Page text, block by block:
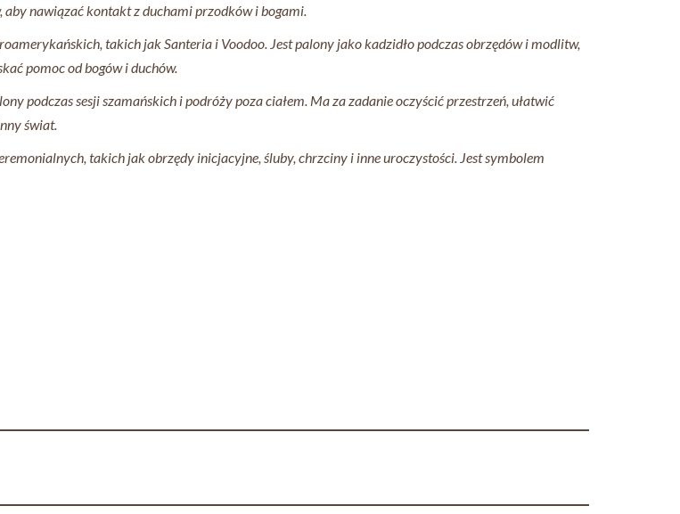
nawiązać kontakt z duchami przodków i bogami.
takich jak Santeria i Voodoo. Jest palony jako kadzidło podczas obrzędów i modlitw,
pomoc od bogów i duchów.
podczas sesji szamańskich i podróży poza ciałem. Ma za zadanie oczyścić przestrzeń, ułatwić
świat.
takich jak obrzędy inicjacyjne, śluby, chrzciny i inne uroczystości. Jest symbolem